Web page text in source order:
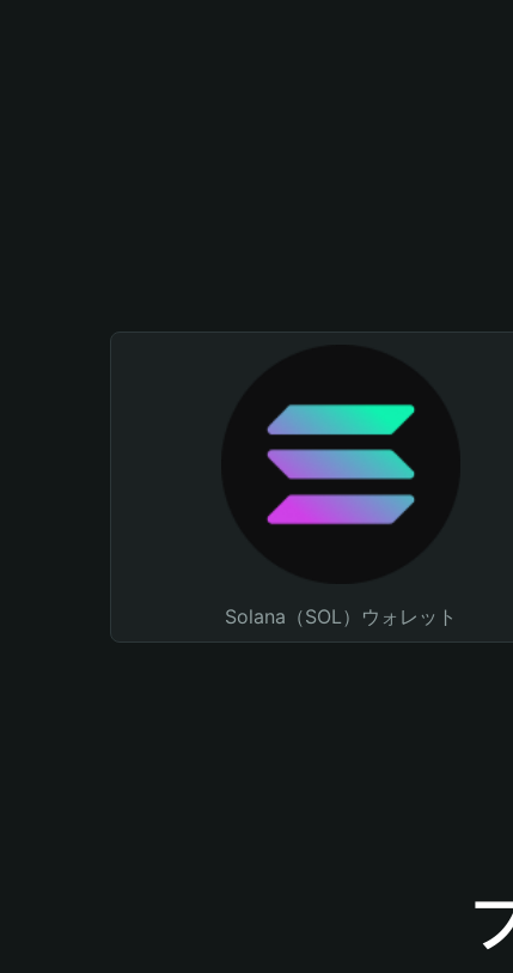
Solana（SOL）ウォレット